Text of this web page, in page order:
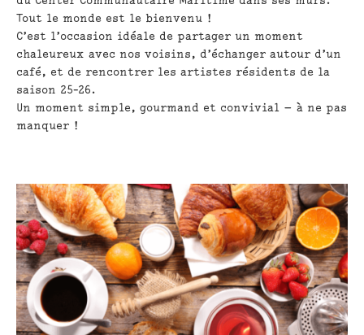
Tout le monde est le bienvenu !
C’est l’occasion idéale de partager un moment
chaleureux avec nos voisins, d’échanger autour d’un
café, et de rencontrer les artistes résidents de la
saison 25-26 .
Un moment simple, gourmand et convivial — à ne pas
manquer !